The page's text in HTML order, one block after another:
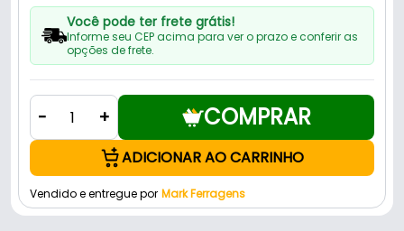
Você pode ter frete grátis!
Informe seu CEP acima para ver o prazo e conferir as
opções de frete.
- + COMPRAR
ADICIONAR AO CARRINHO
Vendido e entregue por Mark Ferragens